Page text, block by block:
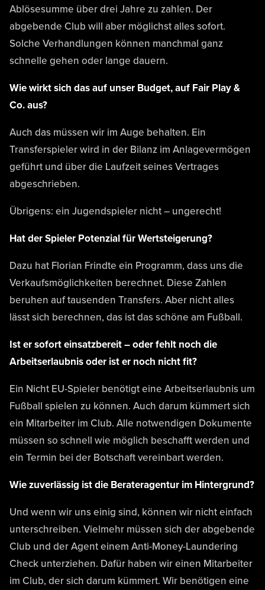
Ablösesumme über drei Jahre zu zahlen. Der
abgebende Club will aber möglichst alles sofort.
Solche Verhandlungen können manchmal ganz
schnelle gehen oder lange dauern.
Wie wirkt sich das auf unser Budget, auf Fair Play &
Co. aus?
Auch das müssen wir im Auge behalten. Ein
Transferspieler wird in der Bilanz im Anlagevermögen
geführt und über die Laufzeit seines Vertrages
abgeschrieben.
Übrigens: ein Jugendspieler nicht – ungerecht!
Hat der Spieler Potenzial für Wertsteigerung?
Dazu hat Florian Frindte ein Programm, dass uns die
Verkaufsmöglichkeiten berechnet. Diese Zahlen
beruhen auf tausenden Transfers. Aber nicht alles
lässt sich berechnen, das ist das schöne am Fußball.
Ist er sofort einsatzbereit – oder fehlt noch die
Arbeitserlaubnis oder ist er noch nicht fit?
Ein Nicht EU-Spieler benötigt eine Arbeitserlaubnis um
Fußball spielen zu können. Auch darum kümmert sich
ein Mitarbeiter im Club. Alle notwendigen Dokumente
müssen so schnell wie möglich beschafft werden und
ein Termin bei der Botschaft vereinbart werden.
Wie zuverlässig ist die Berateragentur im Hintergrund?
Und wenn wir uns einig sind, können wir nicht einfach
unterschreiben. Vielmehr müssen sich der abgebende
Club und der Agent einem Anti-Money-Laundering
Check unterziehen. Dafür haben wir einen Mitarbeiter
im Club, der sich darum kümmert. Wir benötigen eine